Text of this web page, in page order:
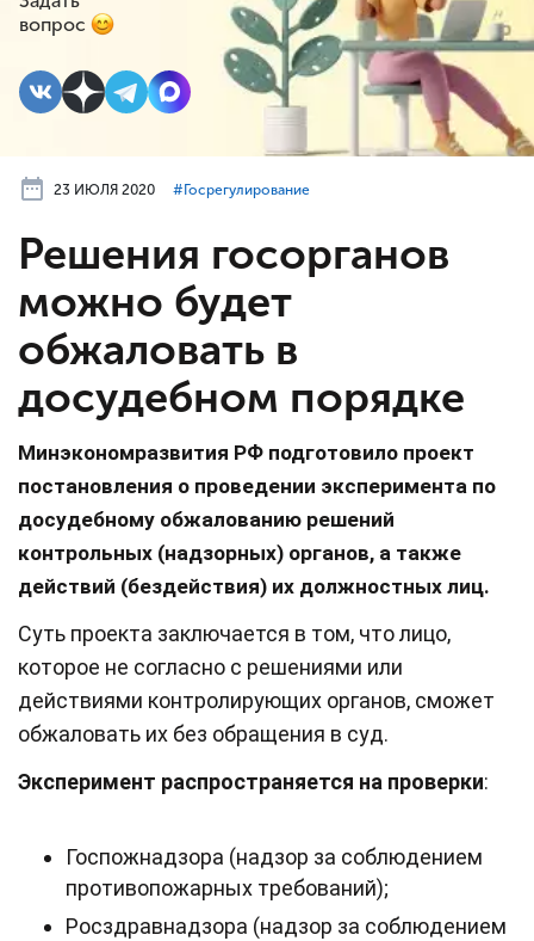
вопрос
23 ИЮЛЯ 2020 #⁣Госрегулирование
Решения госорганов
можно будет
обжаловать в
досудебном порядке
Минэкономразвития РФ подготовило проект
постановления о проведении эксперимента по
досудебному обжалованию решений
контрольных (надзорных) органов, а также
действий (бездействия) их должностных лиц.
Суть проекта заключается в том, что лицо,
которое не согласно с решениями или
действиями контролирующих органов, сможет
обжаловать их без обращения в суд.
Эксперимент распространяется на проверки:
Госпожнадзора (надзор за соблюдением
противопожарных требований);
Росздравнадзора (надзор за соблюдением